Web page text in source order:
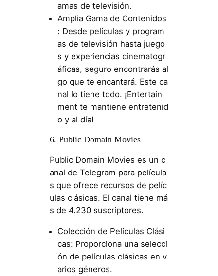
amas de televisión.
Amplia Gama de Contenidos
: Desde películas y program
as de televisión hasta juego
s y experiencias cinematogr
áficas, seguro encontrarás al
go que te encantará. Este ca
nal lo tiene todo. ¡Entertain
ment te mantiene entretenid
o y al día!
6. Public Domain Movies
Public Domain Movies es un c
anal de Telegram para película
s que ofrece recursos de pelíc
ulas clásicas. El canal tiene má
s de 4.230 suscriptores.
Colección de Películas Clási
cas: Proporciona una selecci
ón de películas clásicas en v
arios géneros.